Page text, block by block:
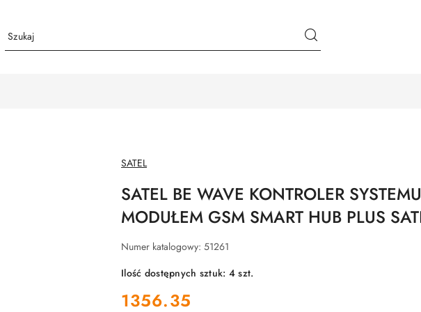
NAZWA
PRODUCENTA:
SATEL
SATEL BE WAVE KONTROLER
MODUŁEM GSM SMART HUB PLUS
Numer katalogowy: 51261
Ilość dostępnych sztuk: 4szt.
cena:
1356.35